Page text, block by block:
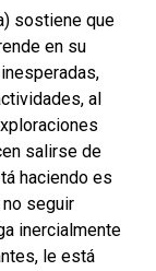
sostiene que
en su
al
salirse de
haciendo es
seguir
inercialmente
le está